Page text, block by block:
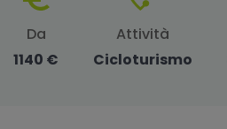
Da
1140 €
Attività
Cicloturismo